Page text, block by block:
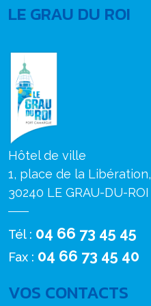
LE GRAU DU ROI
Hôtel de ville
1, place de la Libération,
30240 LE GRAU-DU-ROI
Tél : 04 66 73 45 45
Fax : 04 66 73 45 40
VOS CONTACTS